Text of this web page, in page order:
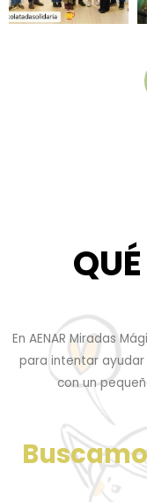
En AENAR Miradas
para intentar
con un